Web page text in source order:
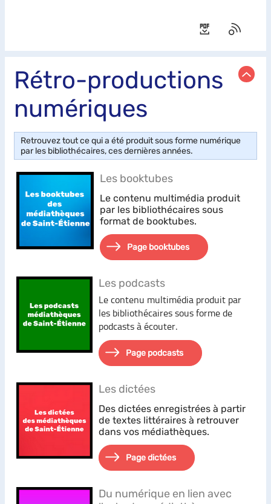
Rétro-productions
numériques
Retrouvez tout ce qui a été produit sous forme numérique
par les bibliothécaires, ces dernières années.
Les booktubes
Le contenu multimédia produit
par les bibliothécaires sous
format de booktubes.
Page booktubes
Les podcasts
Le contenu multimédia produit par
les bibliothécaires sous forme de
podcasts à écouter.
Page podcasts
Les dictées
Des dictées enregistrées à partir
de textes littéraires à retrouver
dans vos médiathèques.
Page dictées
Du numérique en lien avec